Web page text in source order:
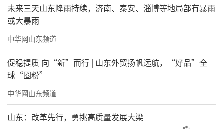
未来三天山东降雨持续，济南、泰安、淄博等地局部有暴雨
或大暴雨
中华网山东频道
促稳提质 向“新”而行 | 山东外贸扬帆远航，“好品”全
球“圈粉”
中华网山东频道
山东：改革先行，勇挑高质量发展大梁